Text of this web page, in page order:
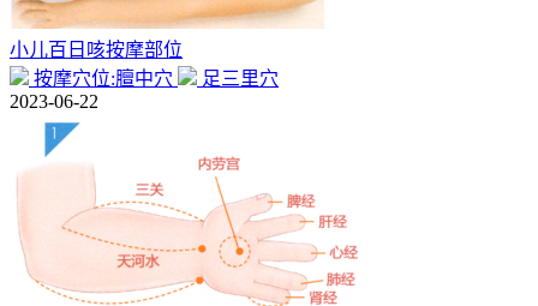
小儿百日咳按摩部位
按摩穴位:膻中穴
足三里穴
2023-06-22